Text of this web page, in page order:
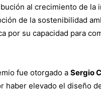
al crecimiento de la
de la sostenibilidad
por su capacidad para
fue otorgado a Sergio
elevado el diseño